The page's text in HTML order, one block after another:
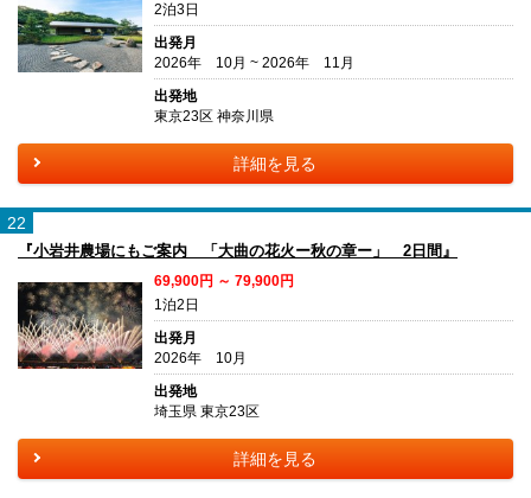
2泊3日
出発月
2026年 10月 ~ 2026年 11月
出発地
東京23区 神奈川県
詳細を見る
22
『小岩井農場にもご案内 「大曲の花火ー秋の章ー」 2日間』
69,900円 ～ 79,900円
1泊2日
出発月
2026年 10月
出発地
埼玉県 東京23区
詳細を見る